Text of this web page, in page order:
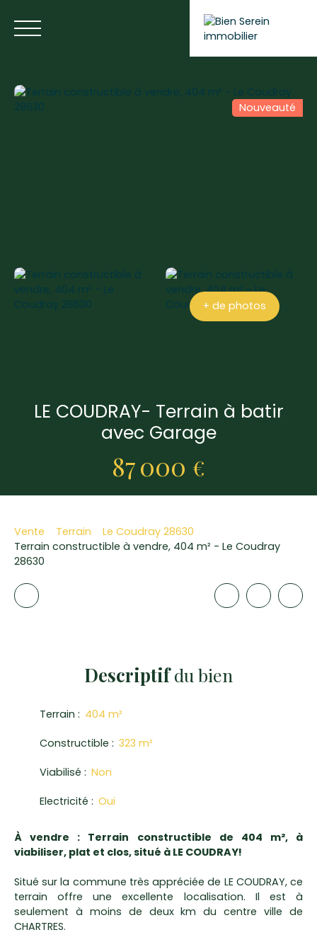
Nouveauté
+ de photos
LE COUDRAY- Terrain à batir
avec Garage
87 000 €
Vente Terrain
Le Coudray 28630
Terrain constructible à vendre, 404 m² - Le Coudray
28630
Descriptifdu bien
Terrain : 404 m²
Constructible : 323 m²
Viabilisé : Non
Electricité : Oui
À vendre : Terrain constructible de 404 m², à
viabiliser, plat et clos, situé à LE COUDRAY!
Situé sur la commune très appréciée de LE COUDRAY, ce
terrain offre une excellente localisation. Il est à
seulement à moins de deux km du centre ville de
CHARTRES.